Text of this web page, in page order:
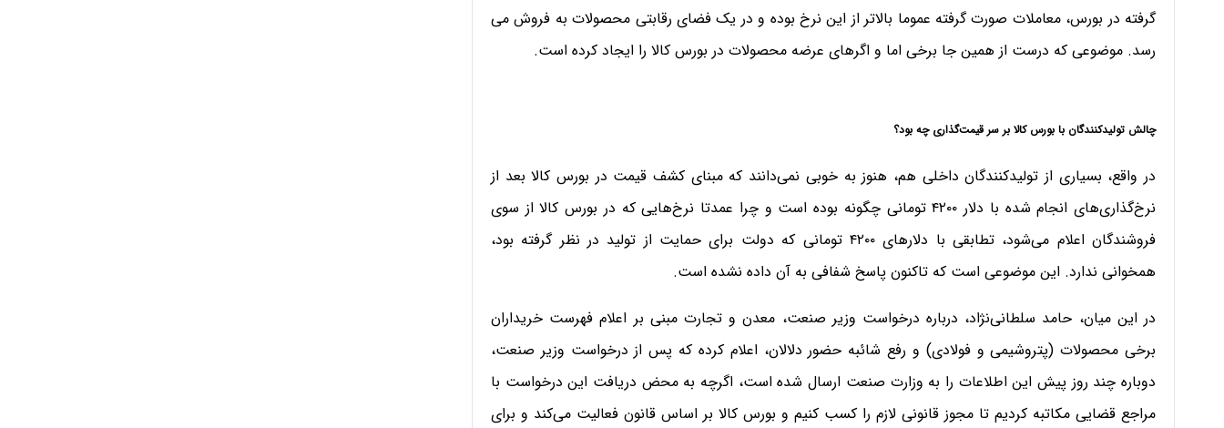
گرفته در بورس، معاملات صورت گرفته عموما بالاتر از این نرخ بوده و در یک فضای رقابتی محصولات به فروش می
رسد. موضوعی که درست از همین جا برخی اما و اگرهای عرضه محصولات در بورس کالا را ایجاد کرده است.
چالش تولیدکنندگان با بورس کالا بر سر قیمت‌گذاری چه بود؟
در واقع، بسیاری از تولیدکنندگان داخلی هم، هنوز به خوبی نمی‌دانند که مبنای کشف قیمت در بورس کالا بعد از
نرخ‌گذاری‌های انجام شده با دلار ۴۲۰۰ تومانی چگونه بوده است و چرا عمدتا نرخ‌هایی که در بورس کالا از سوی
فروشندگان اعلام می‌شود، تطابقی با دلارهای ۴۲۰۰ تومانی که دولت برای حمایت از تولید در نظر گرفته بود،
همخوانی ندارد. این موضوعی است که تاکنون پاسخ شفافی به آن داده نشده است.
در این میان، حامد سلطانی‌نژاد، درباره درخواست وزیر صنعت، معدن و تجارت مبنی بر اعلام فهرست خریداران
برخی محصولات (پتروشیمی و فولادی) و رفع شائبه حضور دلالان، اعلام کرده که پس از درخواست وزیر صنعت،
دوباره چند روز پیش این اطلاعات را به وزارت صنعت ارسال شده است، اگرچه به محض دریافت این درخواست با
مراجع قضایی مکاتبه کردیم تا مجوز قانونی لازم را کسب کنیم و بورس کالا بر اساس قانون فعالیت می‌کند و برای